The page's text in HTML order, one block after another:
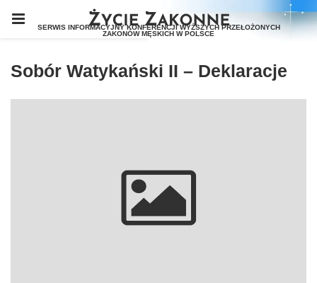
Sobór Watykański II – Deklaracje